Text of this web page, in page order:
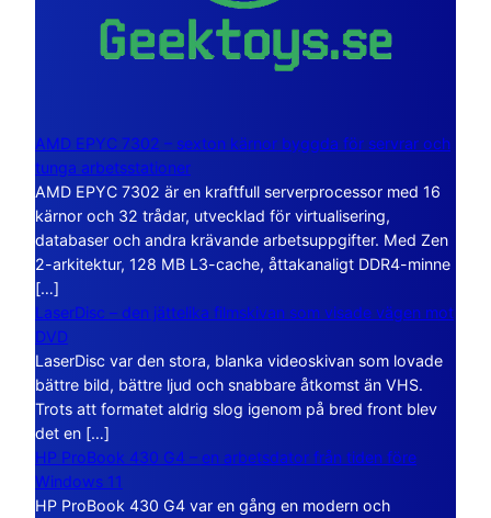
AMD EPYC 7302 – sexton kärnor byggda för servrar och
tunga arbetsstationer
AMD EPYC 7302 är en kraftfull serverprocessor med 16
kärnor och 32 trådar, utvecklad för virtualisering,
databaser och andra krävande arbetsuppgifter. Med Zen
2-arkitektur, 128 MB L3-cache, åttakanaligt DDR4-minne
[…]
LaserDisc – den jättelika filmskivan som visade vägen mot
DVD
LaserDisc var den stora, blanka videoskivan som lovade
bättre bild, bättre ljud och snabbare åtkomst än VHS.
Trots att formatet aldrig slog igenom på bred front blev
det en […]
HP ProBook 430 G4 – en arbetsdator från tiden före
Windows 11
HP ProBook 430 G4 var en gång en modern och